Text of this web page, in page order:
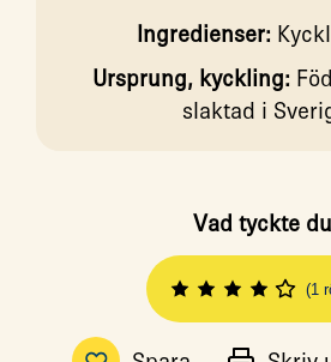
Ingredienser:
Ursprung, kyckling:
slaktad i
Vad tyckte
(1